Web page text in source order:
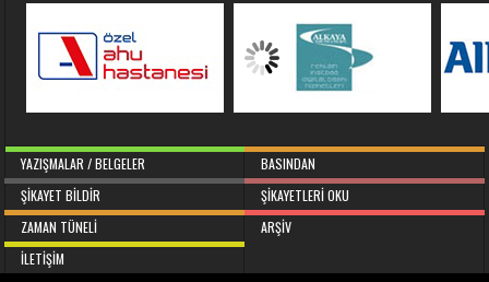
YAZIŞMALAR / BELGELER
BASINDAN
ŞIKAYET BILDIR
ŞIKAYETLERI OKU
ZAMAN TÜNELI
ARŞIV
İLETIŞIM